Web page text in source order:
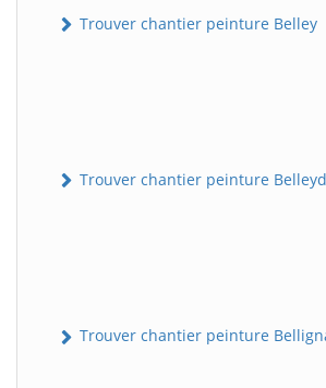
Trouver chantier peinture Belley
Trouver chantier peinture
Trouver chantier peinture